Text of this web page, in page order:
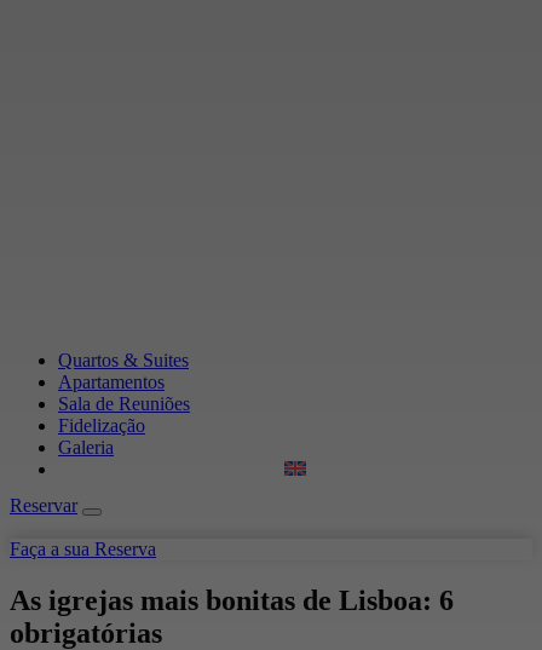
Quartos & Suites
Apartamentos
Sala de Reuniões
Fidelização
Galeria
Reservar
Faça a sua Reserva
As igrejas mais bonitas de Lisboa: 6
obrigatórias